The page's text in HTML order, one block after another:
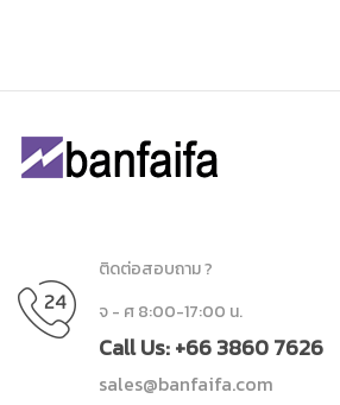
ติดต่อสอบถาม ?
จ - ศ 8:00-17:00 น.
Call Us: +66 3860 7626
sales@banfaifa.com